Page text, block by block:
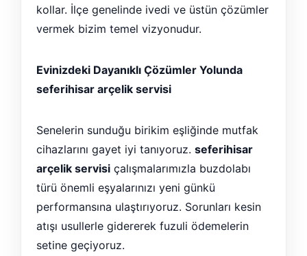
kollar. İlçe genelinde ivedi ve üstün çözümler
vermek bizim temel vizyonudur.
Evinizdeki Dayanıklı Çözümler Yolunda
seferihisar arçelik servisi
Senelerin sunduğu birikim eşliğinde mutfak
cihazlarını gayet iyi tanıyoruz. seferihisar
arçelik servisi çalışmalarımızla buzdolabı
türü önemli eşyalarınızı yeni günkü
performansına ulaştırıyoruz. Sorunları kesin
atışı usullerle gidererek fuzuli ödemelerin
setine geçiyoruz.